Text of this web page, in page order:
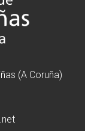
(A Coruña)